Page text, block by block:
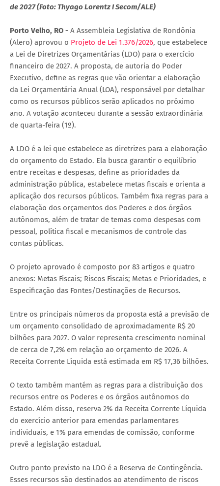
de 2027 (Foto: Thyago Lorentz I Secom/ALE)
Porto Velho, RO - A Assembleia Legislativa de Rondônia
(Alero) aprovou o Projeto de Lei 1.376/2026, que estabelece
a Lei de Diretrizes Orçamentárias (LDO) para o exercício
financeiro de 2027. A proposta, de autoria do Poder
Executivo, define as regras que vão orientar a elaboração
da Lei Orçamentária Anual (LOA), responsável por detalhar
como os recursos públicos serão aplicados no próximo
ano. A votação aconteceu durante a sessão extraordinária
de quarta-feira (1º).
A LDO é a lei que estabelece as diretrizes para a elaboração
do orçamento do Estado. Ela busca garantir o equilíbrio
entre receitas e despesas, define as prioridades da
administração pública, estabelece metas fiscais e orienta a
aplicação dos recursos públicos. Também fixa regras para a
elaboração dos orçamentos dos Poderes e dos órgãos
autônomos, além de tratar de temas como despesas com
pessoal, política fiscal e mecanismos de controle das
contas públicas.
O projeto aprovado é composto por 83 artigos e quatro
anexos: Metas Fiscais; Riscos Fiscais; Metas e Prioridades, e
Especificação das Fontes/Destinações de Recursos.
Entre os principais números da proposta está a previsão de
um orçamento consolidado de aproximadamente R$ 20
bilhões para 2027. O valor representa crescimento nominal
de cerca de 7,2% em relação ao orçamento de 2026. A
Receita Corrente Líquida está estimada em R$ 17,36 bilhões.
O texto também mantém as regras para a distribuição dos
recursos entre os Poderes e os órgãos autônomos do
Estado. Além disso, reserva 2% da Receita Corrente Líquida
do exercício anterior para emendas parlamentares
individuais, e 1% para emendas de comissão, conforme
prevê a legislação estadual.
Outro ponto previsto na LDO é a Reserva de Contingência.
Esses recursos são destinados ao atendimento de riscos